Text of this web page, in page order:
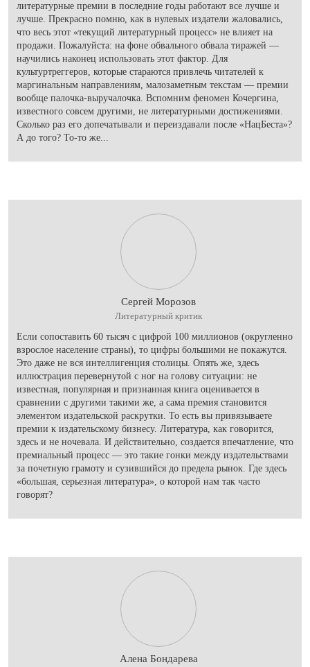
литературные премии в последние годы работают все лучше и
лучше. Прекрасно помню, как в нулевых издатели жаловались,
что весь этот «текущий литературный процесс» не влияет на
продажи. Пожалуйста: на фоне обвального обвала тиражей —
научились наконец использовать этот фактор. Для
культуртреггеров, которые стараются привлечь читателей к
маргинальным направлениям, малозаметным текстам — премии
вообще палочка-выручалочка. Вспомним феномен Кочергина,
известного совсем другими, не литературными достижениями.
Сколько раз его допечатывали и переиздавали после «НацБеста»?
А до того? То-то же...
Сергей Морозов
Литературный критик
Если сопоставить 60 тысяч с цифрой 100 миллионов (округленно
взрослое население страны), то цифры большими не покажутся.
Это даже не вся интеллигенция столицы. Опять же, здесь
иллюстрация перевернутой с ног на голову ситуации: не
известная, популярная и признанная книга оценивается в
сравнении с другими такими же, а сама премия становится
элементом издательской раскрутки. То есть вы привязываете
премии к издательскому бизнесу. Литература, как говорится,
здесь и не ночевала. И действительно, создается впечатление, что
премиальный процесс — это такие гонки между издательствами
за почетную грамоту и сузившийся до предела рынок. Где здесь
«большая, серьезная литература», о которой нам так часто
говорят?
Алена Бондарева